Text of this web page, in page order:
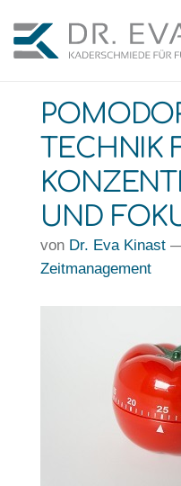
TECHNIK
UND
von Dr. Eva Kinast—
Zeitmanagement